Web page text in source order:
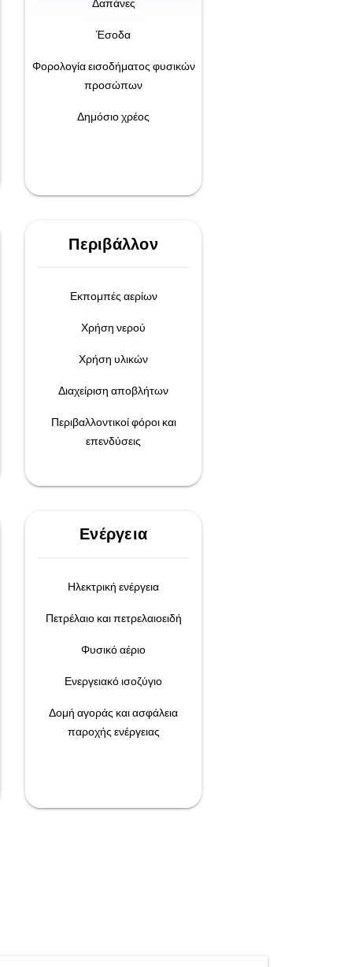
Δαπάνες
Έσοδα
Φορολογία εισοδήματος φυσικών
προσώπων
Δημόσιο χρέος
Περιβάλλον
Εκπομπές αερίων
Χρήση νερού
Χρήση υλικών
Διαχείριση αποβλήτων
Περιβαλλοντικοί φόροι και
επενδύσεις
Ενέργεια
Ηλεκτρική ενέργεια
Πετρέλαιο και πετρελαιοειδή
Φυσικό αέριο
Ενεργειακό ισοζύγιο
Δομή αγοράς και ασφάλεια
παροχής ενέργειας